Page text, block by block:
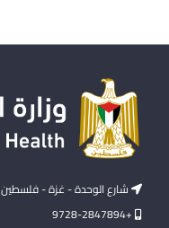
شارع الوحدة - غزة - فلسطين
+9728-2847894